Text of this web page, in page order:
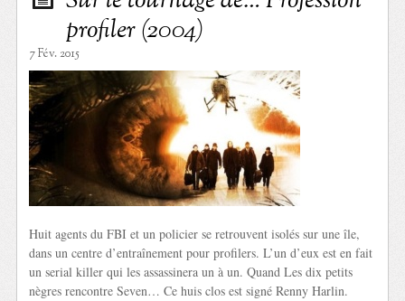
profiler (2004)
7 Fév. 2015
Huit agents du FBI et un policier se retrouvent isolés sur une île,
dans un centre d’entraînement pour profilers. L’un d’eux est en fait
un serial killer qui les assassinera un à un. Quand Les dix petits
nègres rencontre Seven… Ce huis clos est signé Renny Harlin.